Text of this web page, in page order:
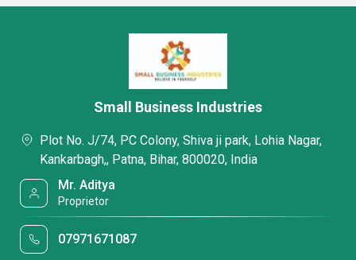
Small Business Industries
Plot No. J/74, PC Colony, Shiva ji park, Lohia Nagar,
Kankarbagh,, Patna, Bihar, 800020, India
Mr. Aditya
Proprietor
07971671087